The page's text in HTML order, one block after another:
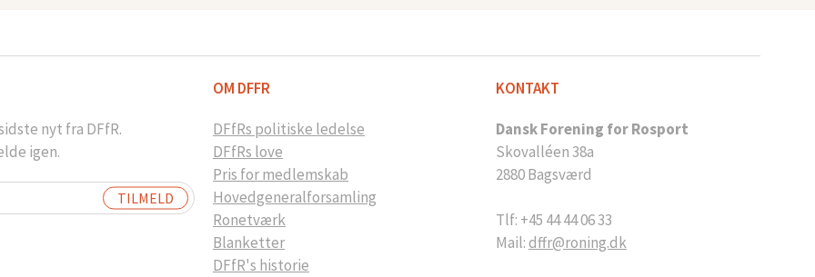
nyt fra DFfR.
igen.
OM DFFR
DFfRs politiske ledelse
DFfRs love
Pris for medlemskab
Hovedgeneralforsamling
Ronetværk
Blanketter
DFfR's historie
KONTAKT
Dansk Forening for Rosport
Skovalléen 38a
2880 Bagsværd
Tlf: +45 44 44 06 33
Mail:dffr@roning.dk